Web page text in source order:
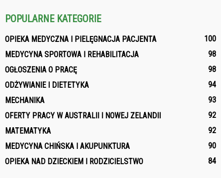
POPULARNE KATEGORIE
OPIEKA MEDYCZNA I PIELĘGNACJA PACJENTA
100
MEDYCYNA SPORTOWA I REHABILITACJA
98
OGŁOSZENIA O PRACĘ
98
ODŻYWIANIE I DIETETYKA
94
MECHANIKA
93
OFERTY PRACY W AUSTRALII I NOWEJ ZELANDII
92
MATEMATYKA
92
MEDYCYNA CHIŃSKA I AKUPUNKTURA
90
OPIEKA NAD DZIECKIEM I RODZICIELSTWO
84